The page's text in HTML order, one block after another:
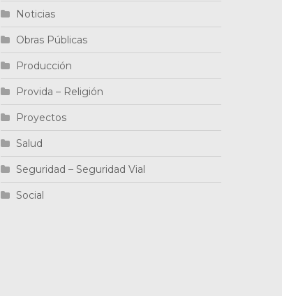
Noticias
Obras Públicas
Producción
Provida – Religión
Proyectos
Salud
Seguridad – Seguridad Vial
Social